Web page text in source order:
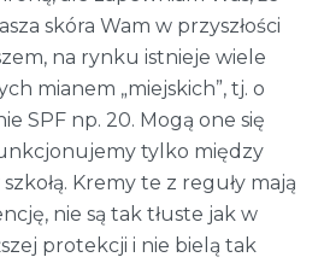
skóra Wam w przyszłości
na rynku istnieje wiele
mianem „miejskich”, tj. o
SPF np. 20. Mogą one się
tylko między
Kremy te z reguły mają
nie są tak tłuste jak w
protekcji i nie bielą tak